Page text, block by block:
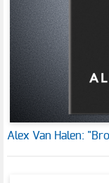
Alex Van Halen: